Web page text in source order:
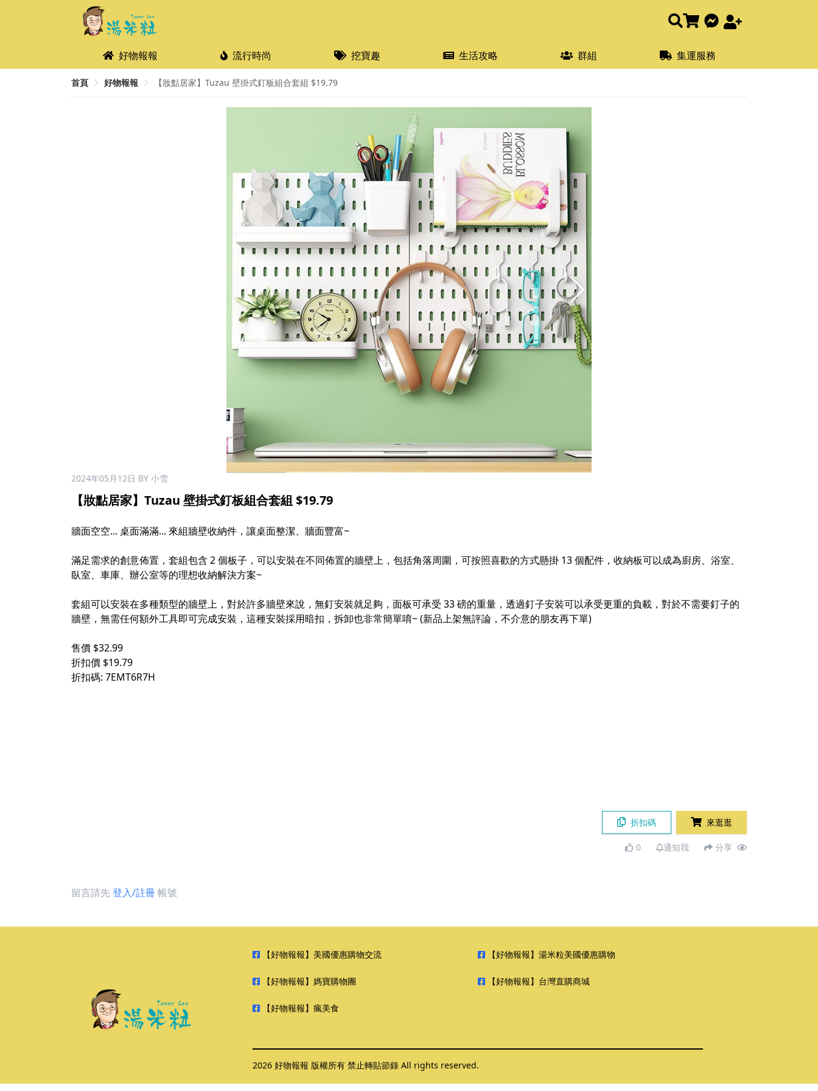
好物報報 流行時尚 挖寶趣 生活攻略 群組 集運服務
首頁 好物報報 【妝點居家】Tuzau 壁掛式釘板組合套組 $19.79
2024年05月12日 BY 小雪
【妝點居家】Tuzau 壁掛式釘板組合套組 $19.79
牆面空空... 桌面滿滿... 來組牆壁收納件，讓桌面整潔、牆面豐富~
滿足需求的創意佈置，套組包含 2 個板子，可以安裝在不同佈置的牆壁上，包括角落周圍，可按照喜歡的方式懸掛 13 個配件，收納板可以成為廚房、浴室、
臥室、車庫、辦公室等的理想收納解決方案~
套組可以安裝在多種類型的牆壁上，對於許多牆壁來說，無釘安裝就足夠，面板可承受 33 磅的重量，透過釘子安裝可以承受更重的負載，對於不需要釘子的
牆壁，無需任何額外工具即可完成安裝，這種安裝採用暗扣，拆卸也非常簡單唷~ (新品上架無評論，不介意的朋友再下單)
售價 $32.99
折扣價 $19.79
折扣碼: 7EMT6R7H
折扣碼 來逛逛
0 通知我 分享
留言請先登入/註冊帳號
【好物報報】美國優惠購物交流 【好物報報】湯米粒美國優惠購物
【好物報報】媽寶購物團 【好物報報】台灣直購商城
【好物報報】瘋美食
2026 好物報報 版權所有 禁止轉貼節錄 All rights reserved.